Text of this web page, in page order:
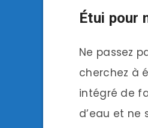
Étui pour
Ne passez
cherchez à
intégré de
d’eau et ne